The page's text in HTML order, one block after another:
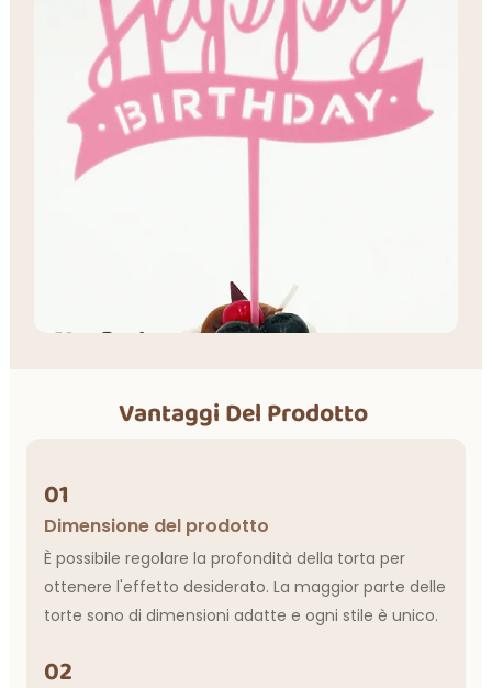
Vantaggi Del Prodotto
01
Dimensione del prodotto
È possibile regolare la profondità della torta per
ottenere l'effetto desiderato. La maggior parte delle
torte sono di dimensioni adatte e ogni stile è unico.
02